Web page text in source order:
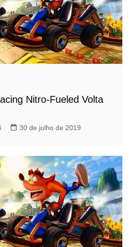
Nitro-Fueled Volta
30 de julho de 2019